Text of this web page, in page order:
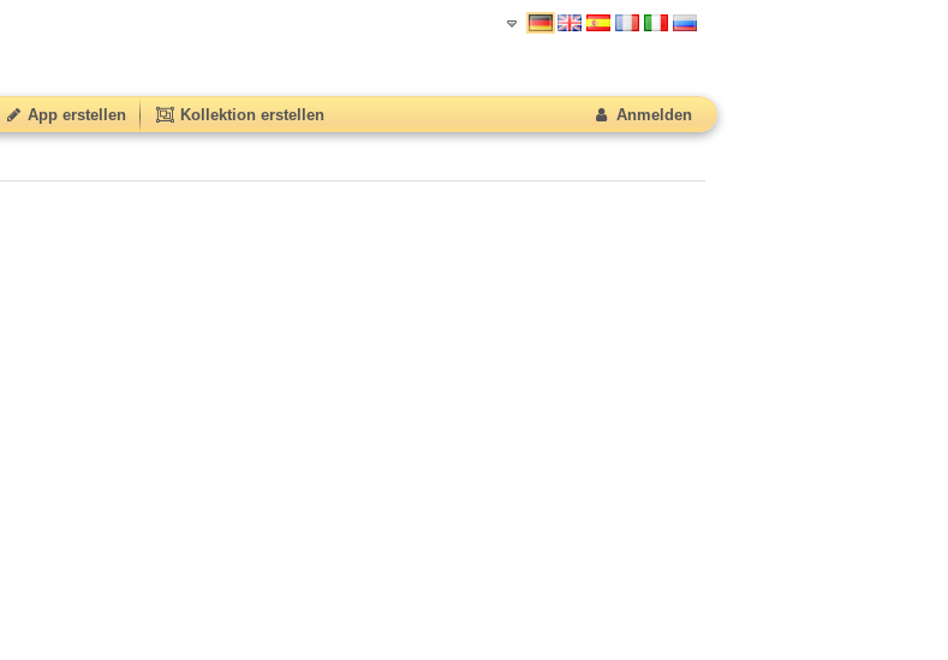
App erstellen Kollektion erstellen Anmelden